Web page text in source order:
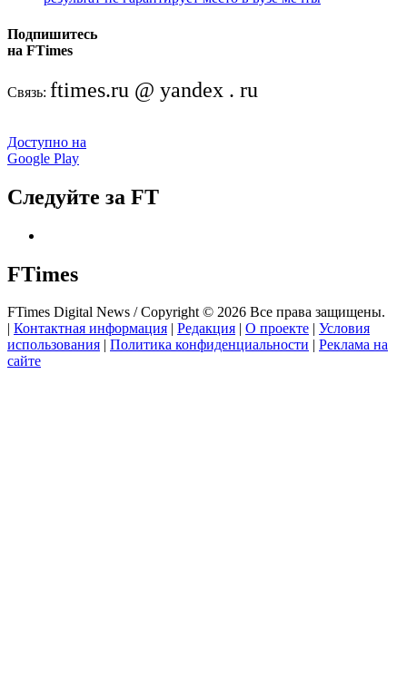
Подпишитесь
на FTimes
Связь: ftimes.ru @ yandex . ru
Доступно на
Google Play
Следуйте за FT
FTimes
FTimes Digital News / Copyright © 2026 Все права защищены.
Контактная информация Редакция О проекте
Условия
использования
Политика конфиденциальности
Реклама на
сайте